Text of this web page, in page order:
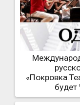
будет